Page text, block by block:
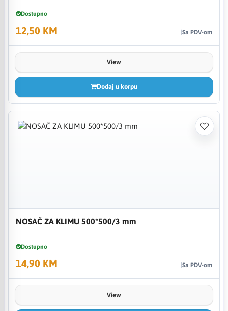
Dostupno
12,50 KM Sa PDV-om
View
Dodaj u korpu
NOSAČ ZA KLIMU 500*500/3 mm
Dostupno
14,90 KM Sa PDV-om
View